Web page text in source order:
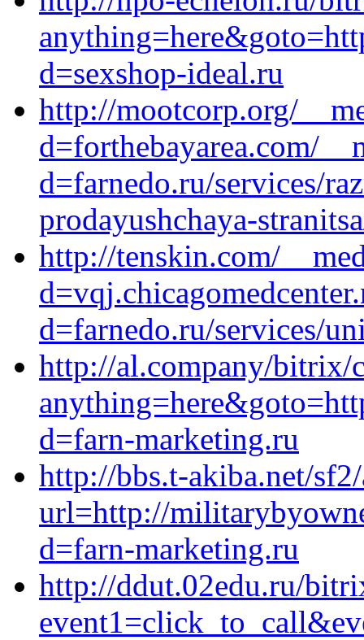
d=sexshop-ideal.ru
http://mootcorp.org/
d=forthebayarea.com/
d=farnedo.ru/services/
prodayushchaya-
http://tenskin.com/
d=farnedo.ru/services/
http://al.company/bitrix/
d=farn-marketing.ru
http://bbs.t-akiba.net/
url=http://
d=farn-marketing.ru
http://ddut.02edu.ru/